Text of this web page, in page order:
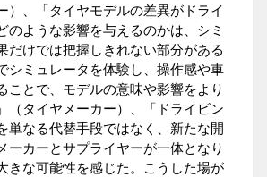
）、「タイヤモデルの差異がドライ
のような影響を与えるのかは、シミ
だけでは把握しきれない部分がある
シミュレータを体験し、操作感や車
ことで、モデルの意味や影響をより
（タイヤメーカー）、「ドライビン
単なる代替手段ではなく、新たな開
ーカーとサプライヤーが一体となり
きな可能性を感じた。こうした場が